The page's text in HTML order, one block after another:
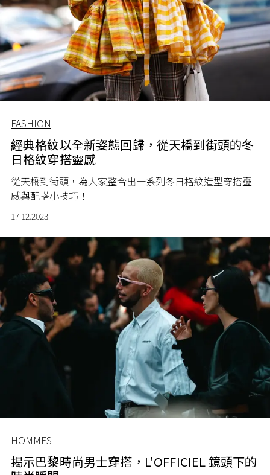
FASHION
經典格紋以全新姿態回歸，從天橋到街頭的冬
日格紋穿搭靈感
從天橋到街頭，為大家整合出一系列冬日格紋造型穿搭靈
感與配搭小技巧！
17.12.2023
HOMMES
揭示巴黎時尚男士穿搭，L'OFFICIEL 鏡頭下的